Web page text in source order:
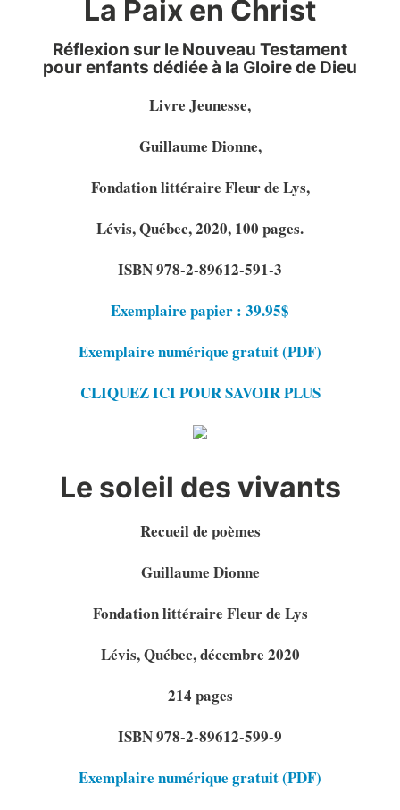
La Paix en Christ
Réflexion sur le Nouveau Testament
pour enfants dédiée à la Gloire de Dieu
Livre Jeunesse,
Guillaume Dionne,
Fondation littéraire Fleur de Lys,
Lévis, Québec, 2020, 100 pages.
ISBN 978-2-89612-591-3
Exemplaire papier : 39.95$
Exemplaire numérique gratuit (PDF)
CLIQUEZ ICI POUR SAVOIR PLUS
Le soleil des vivants
Recueil de poèmes
Guillaume Dionne
Fondation littéraire Fleur de Lys
Lévis, Québec, décembre 2020
214 pages
ISBN 978-2-89612-599-9
Exemplaire numérique gratuit (PDF)